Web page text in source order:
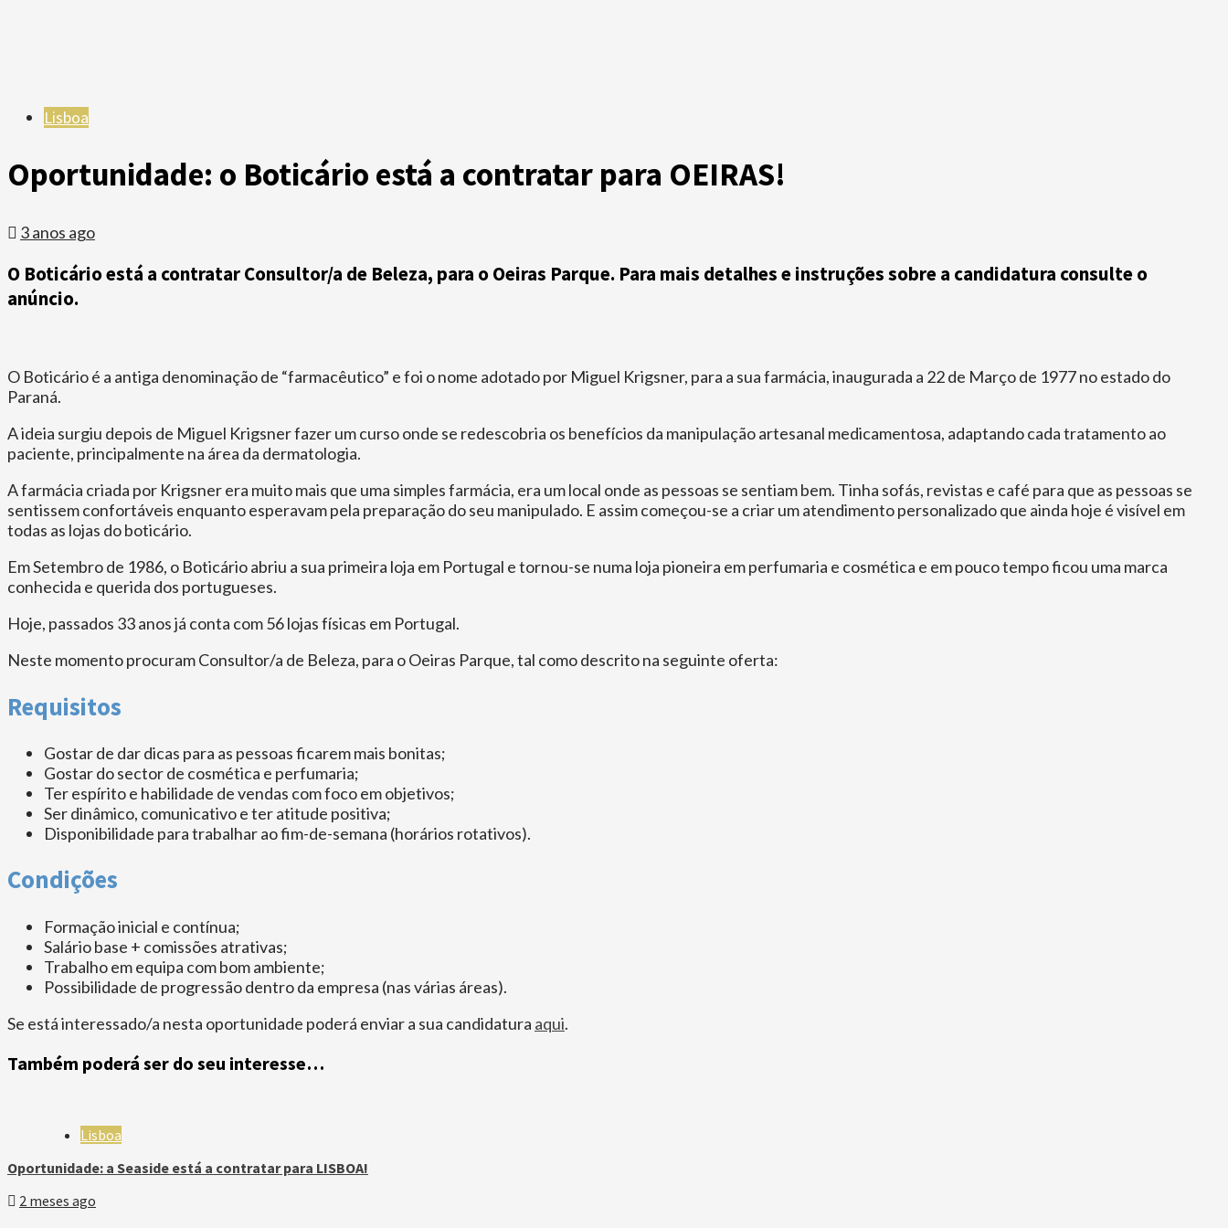
Lisboa
Oportunidade: o Boticário está a contratar para OEIRAS!
3 anos ago
O Boticário está a contratar Consultor/a de Beleza, para o Oeiras Parque. Para mais detalhes e instruções sobre a candidatura consulte o
anúncio.
O Boticário é a antiga denominação de “farmacêutico” e foi o nome adotado por Miguel Krigsner, para a sua farmácia, inaugurada a 22 de Março de 1977 no estado do
Paraná.
A ideia surgiu depois de Miguel Krigsner fazer um curso onde se redescobria os benefícios da manipulação artesanal medicamentosa, adaptando cada tratamento ao
paciente, principalmente na área da dermatologia.
A farmácia criada por Krigsner era muito mais que uma simples farmácia, era um local onde as pessoas se sentiam bem. Tinha sofás, revistas e café para que as pessoas se
sentissem confortáveis enquanto esperavam pela preparação do seu manipulado. E assim começou-se a criar um atendimento personalizado que ainda hoje é visível em
todas as lojas do boticário.
Em Setembro de 1986, o Boticário abriu a sua primeira loja em Portugal e tornou-se numa loja pioneira em perfumaria e cosmética e em pouco tempo ficou uma marca
conhecida e querida dos portugueses.
Hoje, passados 33 anos já conta com 56 lojas físicas em Portugal.
Neste momento procuram Consultor/a de Beleza, para o Oeiras Parque, tal como descrito na seguinte oferta:
Requisitos
Gostar de dar dicas para as pessoas ficarem mais bonitas;
Gostar do sector de cosmética e perfumaria;
Ter espírito e habilidade de vendas com foco em objetivos;
Ser dinâmico, comunicativo e ter atitude positiva;
Disponibilidade para trabalhar ao fim-de-semana (horários rotativos).
Condições
Formação inicial e contínua;
Salário base + comissões atrativas;
Trabalho em equipa com bom ambiente;
Possibilidade de progressão dentro da empresa (nas várias áreas).
Se está interessado/a nesta oportunidade poderá enviar a sua candidatura aqui.
Também poderá ser do seu interesse…
Lisboa
Oportunidade: a Seaside está a contratar para LISBOA!
2 meses ago